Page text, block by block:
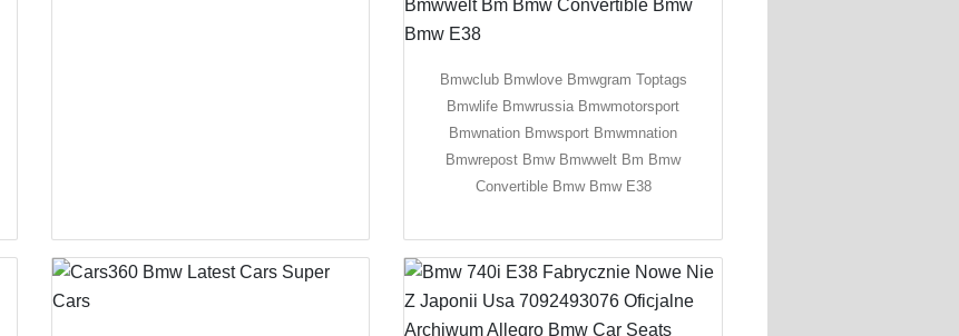
Bmwclub Bmwlove Bmwgram Toptags
Bmwlife Bmwrussia Bmwmotorsport
Bmwnation Bmwsport Bmwmnation
Bmwrepost Bmw Bmwwelt Bm Bmw
Convertible Bmw Bmw E38